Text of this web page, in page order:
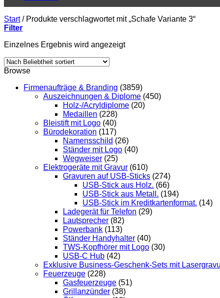
Start /Produkte verschlagwortet mit „Schafe Variante 3“
Filter
Einzelnes Ergebnis wird angezeigt
Browse
Firmenaufträge & Branding (3859)
Auszeichnungen & Diplome (450)
Holz-/Acryldiplome (20)
Medaillen (228)
Bleistift mit Logo (40)
Bürodekoration (117)
Namensschild (26)
Ständer mit Logo (40)
Wegweiser (25)
Elektrogeräte mit Gravur (610)
Gravuren auf USB-Sticks (274)
USB-Stick aus Holz. (66)
USB-Stick aus Metall. (194)
USB-Stick im Kreditkartenformat. (14)
Ladegerät für Telefon (29)
Lautsprecher (82)
Powerbank (113)
Ständer Handyhalter (40)
TWS-Kopfhörer mit Logo (30)
USB-C Hub (42)
Exklusive Business-Geschenk-Sets mit
Feuerzeuge (228)
Gasfeuerzeuge (51)
Grillanzünder (38)